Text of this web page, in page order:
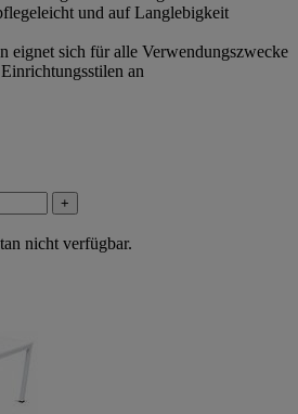
und auf Langlebigkeit
eignet sich für alle Verwendungszwecke
an
+
nicht verfügbar.